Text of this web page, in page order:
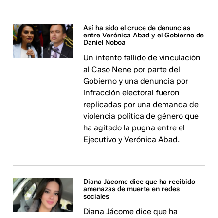
Así ha sido el cruce de denuncias
entre Verónica Abad y el Gobierno de
Daniel Noboa
Un intento fallido de vinculación
al Caso Nene por parte del
Gobierno y una denuncia por
infracción electoral fueron
replicadas por una demanda de
violencia política de género que
ha agitado la pugna entre el
Ejecutivo y Verónica Abad.
Diana Jácome dice que ha recibido
amenazas de muerte en redes
sociales
Diana Jácome dice que ha